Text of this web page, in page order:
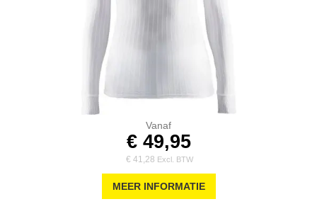
Vanaf
€ 49,95
€ 41,28
MEER INFORMATIE